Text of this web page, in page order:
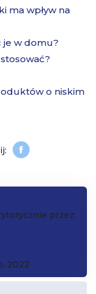
ma wpływ na
je w domu?
o niskim
przez:
2022